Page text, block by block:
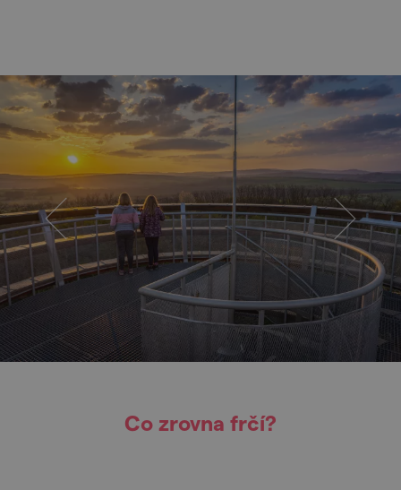
Co zrovna frčí?